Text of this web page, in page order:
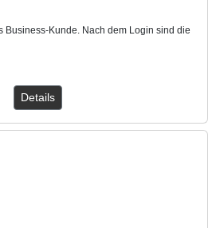
Business-Kunde. Nach dem Login sind die
Details